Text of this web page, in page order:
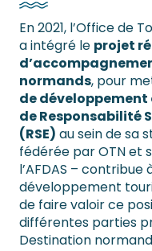
En 2021, l’Office de
a intégré le projet
normands, pour
de
de Responsabilité
(RSE) au sein de sa
fédérée par OTN et
l’AFDAS –
développement
de faire valoir ce
différentes parties
Destination